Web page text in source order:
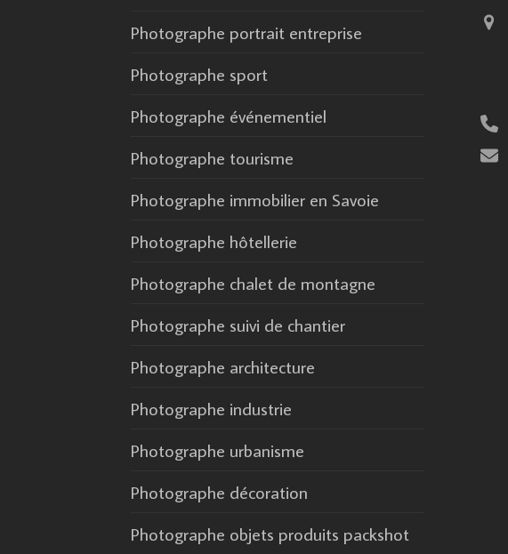
Photographe portrait entreprise
Photographe sport
Photographe événementiel
Photographe tourisme
Photographe immobilier en Savoie
Photographe hôtellerie
Photographe chalet de montagne
Photographe suivi de chantier
Photographe architecture
Photographe industrie
Photographe urbanisme
Photographe décoration
Photographe objets produits packshot